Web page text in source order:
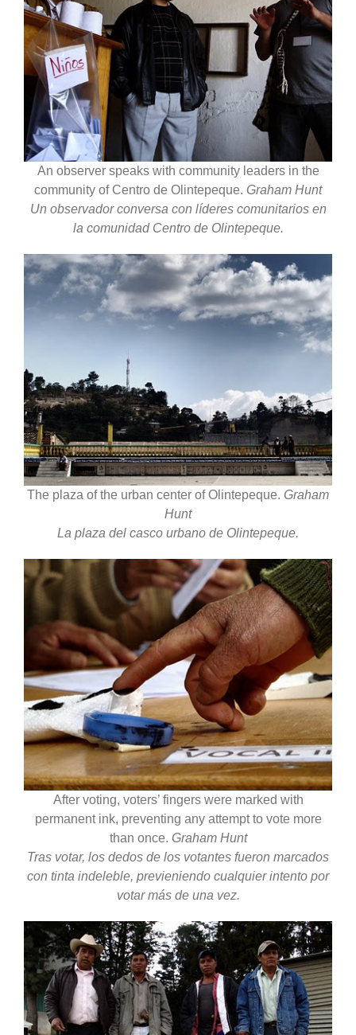
An observer speaks with community leaders in the
community of Centro de Olintepeque. Graham Hunt
Un observador conversa con líderes comunitarios en
la comunidad Centro de Olintepeque.
The plaza of the urban center of Olintepeque. Graham
Hunt
La plaza del casco urbano de Olintepeque.
After voting, voters’ fingers were marked with
permanent ink, preventing any attempt to vote more
than once. Graham Hunt
Tras votar, los dedos de los votantes fueron marcados
con tinta indeleble, previeniendo cualquier intento por
votar más de una vez.